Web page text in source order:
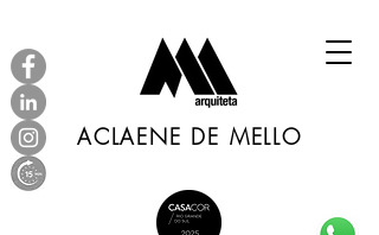
ACLAENE DE MELLO